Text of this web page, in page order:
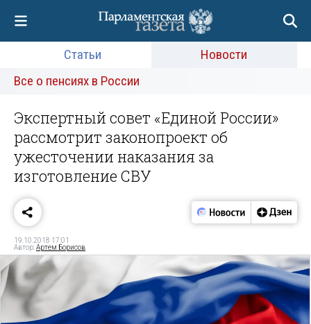
Статьи
Новости
Все о пенсиях в России
Экспертный совет «Единой России»
рассмотрит законопроект об
ужесточении наказания за
изготовление СВУ
19.10.2018 17:01
Автор:Артем Борисов